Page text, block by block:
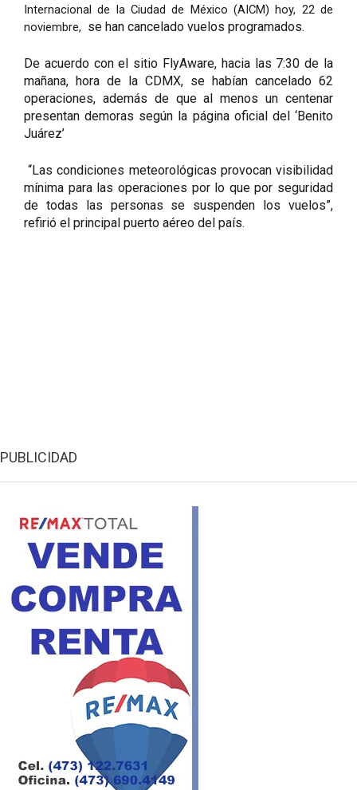
Internacional de la Ciudad de México (AICM) hoy, 22 de
noviembre, se han cancelado vuelos programados.
De acuerdo con el sitio FlyAware, hacia las 7:30 de la
mañana, hora de la CDMX, se habían cancelado 62
operaciones, además de que al menos un centenar
presentan demoras según la página oficial del ‘Benito
Juárez’
“Las condiciones meteorológicas provocan visibilidad
mínima para las operaciones por lo que por seguridad
de todas las personas se suspenden los vuelos”,
refirió el principal puerto aéreo del país.
PUBLICIDAD